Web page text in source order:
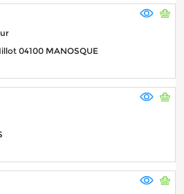
04100 MANOSQUE